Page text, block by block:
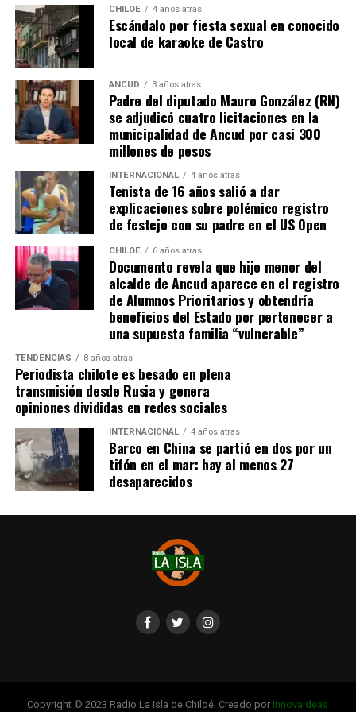
resuena desde todo Chiloé, cuna del apoyo recibido por
parte de Camila Gómez, hasta nuestro lejano norte. Es
que, a diferencia del conocido dicho, en este caso, todos
los caminos conducen a… La Moneda y, mientras se
espera ese gesto por parte de la madre del pequeño
Tomás, los pasos siguen quemando los pies de Fernando
en pos de que cada kilómetro recorrido, signifique más
que una llegada a Santiago, un arribo a la cura de su hijo
Actualmente, Gómez se encuentra en Santiago
realizando trámites y participando como invitada en
distintos medios de comunicación. Aunque aún no tiene
una fecha exacta para su viaje a Estados Unidos, donde
se administra el medicamento, indicó que esperan
realizarlo «a mediados de junio».
Cabe destacar que, pese a que se logró reunir el dinero y,
por ende, la meta se cumplió, continúan circulando por
redes sociales, eventos a beneficios de Tomás Ross.
¿Como ayudar?
Instagram, Dante_contra_duchenne
Fernando Jara (padre)
19.968.680-1
Banco Falabella, cuenta corriente
11510154944
fernandokine1998@gmail.com
CHILOE 4 años atras
Escándalo por fiesta sexual en conocido
local de karaoke de Castro
ANCUD 3 años atras
Padre del diputado Mauro González (RN)
se adjudicó cuatro licitaciones en la
municipalidad de Ancud por casi 300
millones de pesos
INTERNACIONAL 4 años atras
Tenista de 16 años salió a dar
explicaciones sobre polémico registro
de festejo con su padre en el US Open
CHILOE 6 años atras
Documento revela que hijo menor del
alcalde de Ancud aparece en el registro
de Alumnos Prioritarios y obtendría
beneficios del Estado por pertenecer a
una supuesta familia “vulnerable”
TENDENCIAS 8 años atras
Periodista chilote es besado en plena
transmisión desde Rusia y genera
opiniones divididas en redes sociales
INTERNACIONAL 4 años atras
Barco en China se partió en dos por un
tifón en el mar: hay al menos 27
desaparecidos
Copyright © 2023 Radio La Isla de Chiloé. Creado por Innovaideas